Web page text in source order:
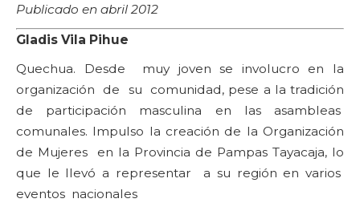
Publicado en abril 2012
Gladis Vila Pihue
Quechua. Desde muy joven se involucro en la
organización de su comunidad, pese a la tradición
de participación masculina en las asambleas
comunales. Impulso la creación de la Organización
de Mujeres en la Provincia de Pampas Tayacaja, lo
que le llevó a representar a su región en varios
eventos nacionales